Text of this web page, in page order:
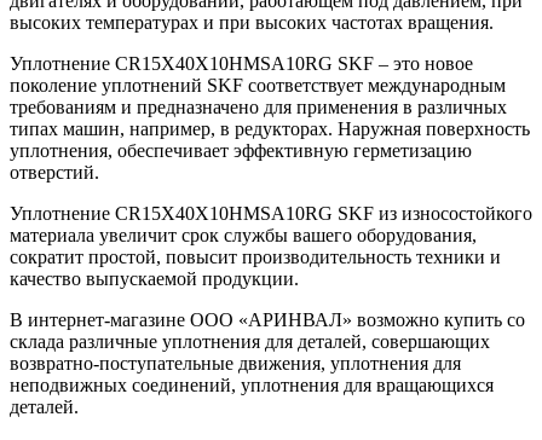
высоких температурах и при высоких частотах вращения.
Уплотнение CR15X40X10HMSA10RG SKF – это новое
поколение уплотнений SKF соответствует международным
требованиям и предназначено для применения в различных
типах машин, например, в редукторах. Наружная поверхность
уплотнения, обеспечивает эффективную герметизацию
отверстий.
Уплотнение CR15X40X10HMSA10RG SKF из износостойкого
материала увеличит срок службы вашего оборудования,
сократит простой, повысит производительность техники и
качество выпускаемой продукции.
В интернет-магазине ООО «АРИНВАЛ» возможно купить со
склада различные уплотнения для деталей, совершающих
возвратно-поступательные движения, уплотнения для
неподвижных соединений, уплотнения для вращающихся
деталей.